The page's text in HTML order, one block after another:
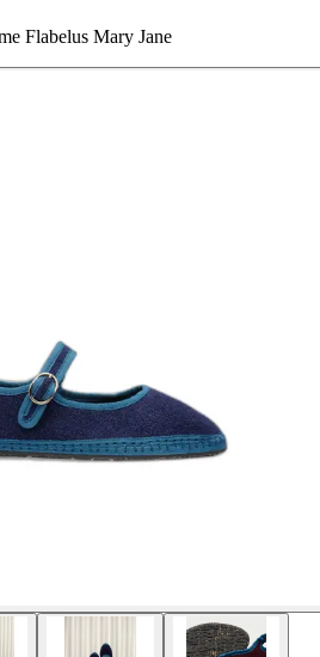
Flabelus Mary Jane